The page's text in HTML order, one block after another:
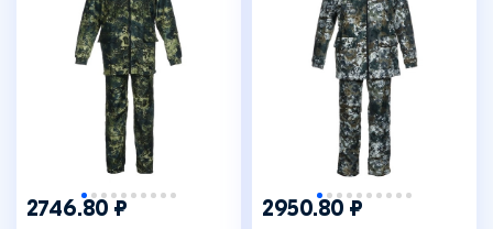
2746.80 ₽
+1
2950.80 ₽